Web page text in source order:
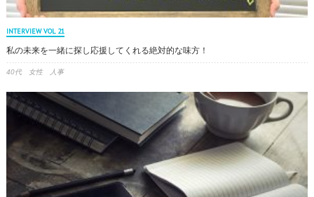
INTERVIEW VOL 21
私の未来を一緒に探し応援してくれる絶対的な味方！
40代 女性 人事